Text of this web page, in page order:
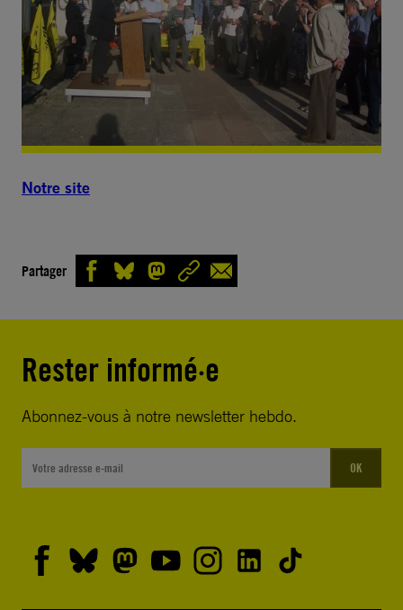
Notre site
Partager
Rester informé·e
Abonnez-vous à notre newsletter hebdo.
OK